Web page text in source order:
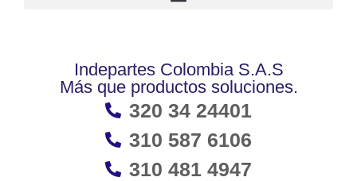
Indepartes Colombia S.A.S
Más que productos soluciones.
320 34 24401
310 587 6106
310 481 4947